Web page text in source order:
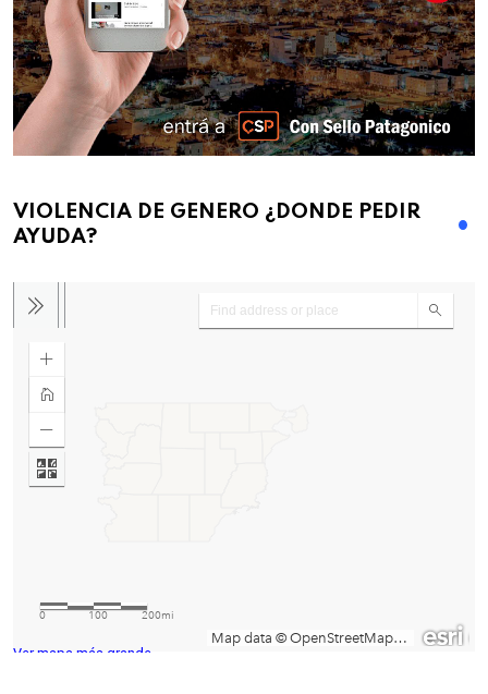
VIOLENCIA DE GENERO ¿DONDE PEDIR
AYUDA?
Ver mapa más grande